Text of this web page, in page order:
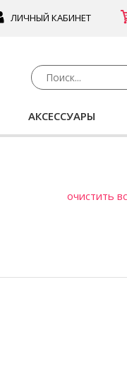
ЛИЧНЫЙ КАБИНЕТ
АКСЕССУАРЫ
очистить